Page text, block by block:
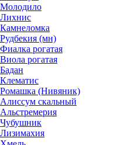
Молодило
Лихнис
Камнеломка
Рудбекия (мн)
Фиалка рогатая
Виола рогатая
Бадан
Клематис
Ромашка (Нивяник)
Алиссум скальный
Альстремерия
Чубушник
Лизимахия